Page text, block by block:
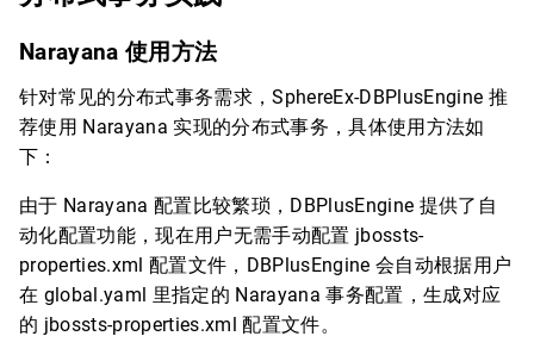
Narayana 使用方法
针对常见的分布式事务需求，SphereEx-DBPlusEngine 推
荐使用 Narayana 实现的分布式事务，具体使用方法如
下：
由于 Narayana 配置比较繁琐，DBPlusEngine 提供了自
动化配置功能，现在用户无需手动配置 jbossts-
properties.xml 配置文件，DBPlusEngine 会自动根据用户
在 global.yaml 里指定的 Narayana 事务配置，生成对应
的 jbossts-properties.xml 配置文件。